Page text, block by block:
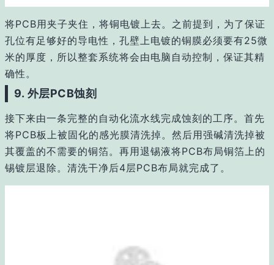
将PCB用夹子夹住，将铜电镀上去。之前提到，为了保证
孔位有足够好的导电性，孔壁上电镀的铜膜必须要有25微
米的厚度，所以整套系统将会由电脑自动控制，保证其精
确性。
9. 外层PCB蚀刻
接下来由一条完整的自动化流水线完成蚀刻的工序。 首先
将PCB板上被固化的感光膜清洗掉。 然后用强碱清洗掉被
其覆盖的不需要的铜箔。 再用退锡液将PCB布局铜箔上的
锡镀层退除。 清洗干净后4层PCB布局就完成了。